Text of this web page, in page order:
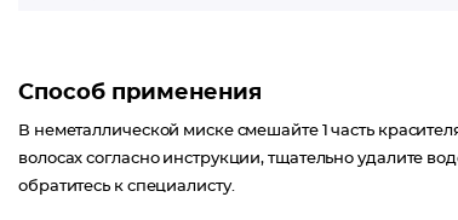
Способ применения
В неметаллической миске смешайте 1 часть
волосах согласно инструкции, тщательно удалите
обратитесь к специалисту.